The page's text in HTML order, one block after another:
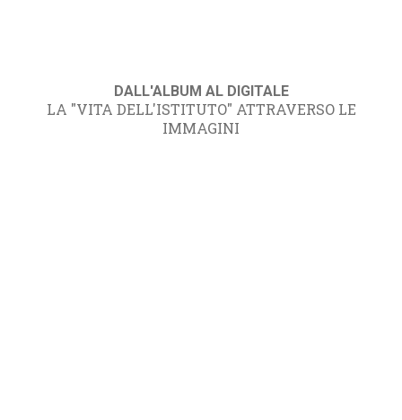
DALL'ALBUM AL DIGITALE
LA "VITA DELL'ISTITUTO" ATTRAVERSO LE
IMMAGINI